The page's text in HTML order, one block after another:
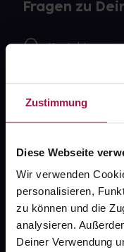
Zustimmung
Diese Webseite
Wir verwenden
personalisieren,
zu können und die
analysieren.
Deiner Verwendung
Fragen zu
Kontakt
gesund.de
Über uns
Karriere